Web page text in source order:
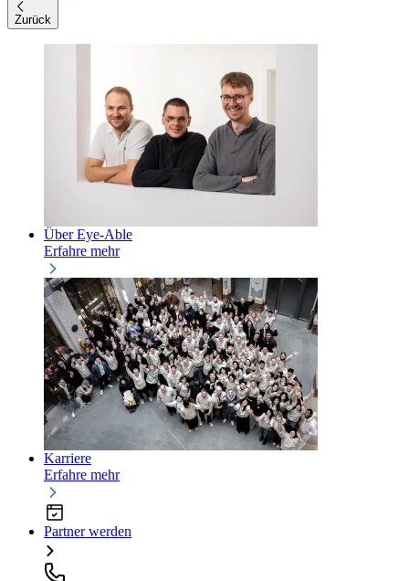
Zurück
Über Eye-Able
Erfahre mehr
Karriere
Erfahre mehr
Partner werden